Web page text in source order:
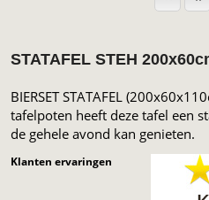
STATAFEL STEH
BIERSET STATAFEL
tafelpoten heeft deze tafel een
de gehele avond kan genieten.
Klanten ervaringen